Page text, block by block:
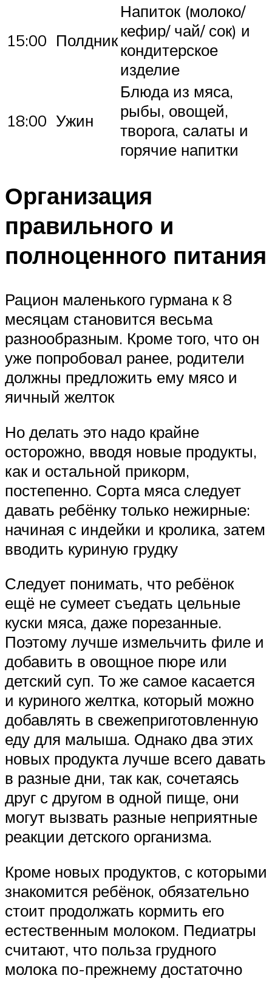
15:00 Полдник
Напиток (молоко/
кефир/ чай/ сок) и
кондитерское
изделие
18:00 Ужин
Блюда из мяса,
рыбы, овощей,
творога, салаты и
горячие напитки
Организация
правильного и
полноценного питания
Рацион маленького гурмана к 8
месяцам становится весьма
разнообразным. Кроме того, что он
уже попробовал ранее, родители
должны предложить ему мясо и
яичный желток
Но делать это надо крайне
осторожно, вводя новые продукты,
как и остальной прикорм,
постепенно. Сорта мяса следует
давать ребёнку только нежирные:
начиная с индейки и кролика, затем
вводить куриную грудку
Следует понимать, что ребёнок
ещё не сумеет съедать цельные
куски мяса, даже порезанные.
Поэтому лучше измельчить филе и
добавить в овощное пюре или
детский суп. То же самое касается
и куриного желтка, который можно
добавлять в свежеприготовленную
еду для малыша. Однако два этих
новых продукта лучше всего давать
в разные дни, так как, сочетаясь
друг с другом в одной пище, они
могут вызвать разные неприятные
реакции детского организма.
Кроме новых продуктов, с которыми
знакомится ребёнок, обязательно
стоит продолжать кормить его
естественным молоком. Педиатры
считают, что польза грудного
молока по-прежнему достаточно